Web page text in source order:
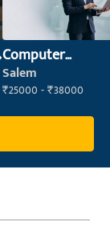
Computer
Operator
Salem
₹25000 - ₹38000